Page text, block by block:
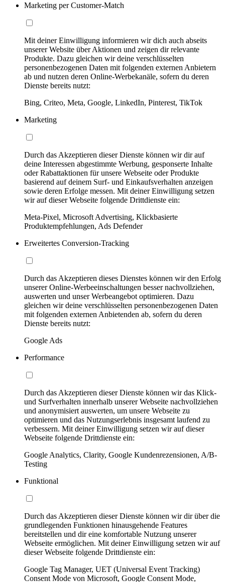
Marketing per Customer-Match
Mit deiner Einwilligung informieren wir dich auch abseits
unserer Website über Aktionen und zeigen dir relevante
Produkte. Dazu gleichen wir deine verschlüsselten
personenbezogenen Daten mit folgenden externen Anbietern
ab und nutzen deren Online-Werbekanäle, sofern du deren
Dienste bereits nutzt:
Bing, Criteo, Meta, Google, LinkedIn, Pinterest, TikTok
Marketing
Durch das Akzeptieren dieser Dienste können wir dir auf
deine Interessen abgestimmte Werbung, gesponserte Inhalte
oder Rabattaktionen für unsere Webseite oder Produkte
basierend auf deinem Surf- und Einkaufsverhalten anzeigen
sowie deren Erfolge messen. Mit deiner Einwilligung setzen
wir auf dieser Webseite folgende Drittdienste ein:
Meta-Pixel, Microsoft Advertising, Klickbasierte
Produktempfehlungen, Ads Defender
Erweitertes Conversion-Tracking
Durch das Akzeptieren dieses Dienstes können wir den Erfolg
unserer Online-Werbeeinschaltungen besser nachvollziehen,
auswerten und unser Werbeangebot optimieren. Dazu
gleichen wir deine verschlüsselten personenbezogenen Daten
mit folgenden externen Anbietenden ab, sofern du deren
Dienste bereits nutzt:
Google Ads
Performance
Durch das Akzeptieren dieser Dienste können wir das Klick-
und Surfverhalten innerhalb unserer Webseite nachvollziehen
und anonymisiert auswerten, um unsere Webseite zu
optimieren und das Nutzungserlebnis insgesamt laufend zu
verbessern. Mit deiner Einwilligung setzen wir auf dieser
Webseite folgende Drittdienste ein:
Google Analytics, Clarity, Google Kundenrezensionen, A/B-
Testing
Funktional
Durch das Akzeptieren dieser Dienste können wir dir über die
grundlegenden Funktionen hinausgehende Features
bereitstellen und dir eine komfortable Nutzung unserer
Webseite ermöglichen. Mit deiner Einwilligung setzen wir auf
dieser Webseite folgende Drittdienste ein:
Google Tag Manager, UET (Universal Event Tracking)
Consent Mode von Microsoft, Google Consent Mode,